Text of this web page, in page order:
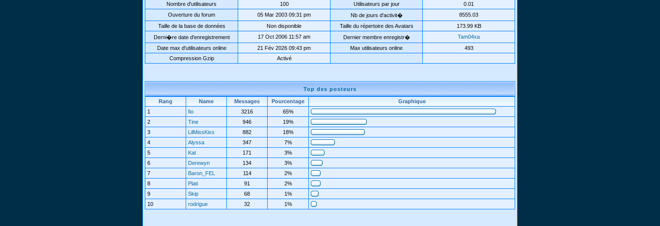
Nombre d'utilisateurs
100 Utilisateurs par jour
0.01
Ouverture du forum
05 Mar 2003 09:31 pm Nb de jours d'activit�
8555.03
Taille de la base de données
Non disponible Taille du répertoire des Avatars
173.99 KB
Derni�re date d'enregistrement
17 Oct 2006 11:57 am Dernier membre enregistr�
Tam04xa
Date max d'utilisateurs online
21 Fév 2026 09:43 pm Max utilisateurs online
493
Compression Gzip
Activé
Top des posteurs
Rang Name Messages Pourcentage
Graphique
1
fio 3216
65%
2
Tine 946
19%
3
LilMissKiss 882
18%
4
Alyssa 347
7%
5
Kat 171
3%
6
Derewyn 134
3%
7
Baron_FEL 114
2%
8
Plati 91
2%
9
Skip 68
1%
10
rodrigue 32 1%